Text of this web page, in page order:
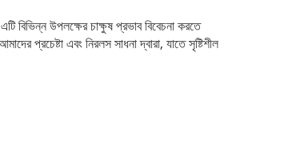
বিভিন্ন উপলক্ষের চাক্ষুষ প্রভাব বিবেচনা করতে
প্রচেষ্টা এবং নিরলস সাধনা দ্বারা, যাতে সৃষ্টিশীল